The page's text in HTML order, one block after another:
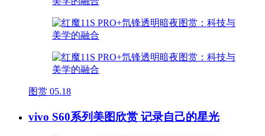
图赏 05.18
vivo S60系列美图欣赏 记录自己的星光